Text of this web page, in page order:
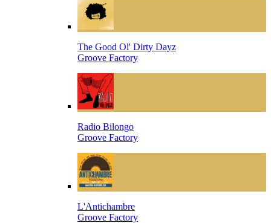
The Good Ol' Dirty Dayz
Groove Factory
Radio Bilongo
Groove Factory
L'Antichambre
Groove Factory